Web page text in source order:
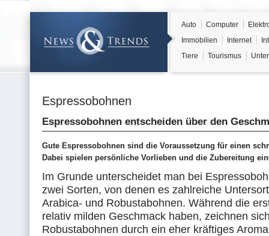
Auto Computer
Immobilien
Internet
Tiere
Tourismus
Espressobohnen
Espressobohnen entscheiden über den
Gute Espressobohnen sind die Voraussetzung für einen
Dabei spielen persönliche Vorlieben und die Zubereitung
Im Grunde unterscheidet man bei
zwei Sorten, von denen es zahlreiche
Arabica- und Robustabohnen. Während die
relativ milden Geschmack haben, zeichnen
Robustabohnen durch ein eher kräftiges